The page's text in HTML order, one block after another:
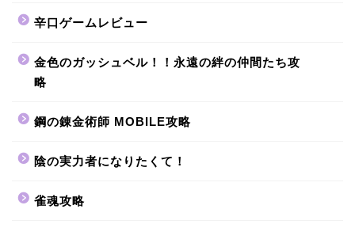
辛口ゲームレビュー
金色のガッシュベル！！永遠の絆の仲間たち攻
略
鋼の錬金術師 MOBILE攻略
陰の実力者になりたくて！
雀魂攻略